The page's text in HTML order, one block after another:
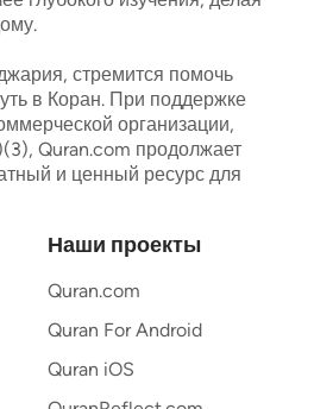
стремится помочь
в Коран. При поддержке
организации,
Quran.com продолжает
и ценный ресурс для
Наши проекты
Quran.com
Quran For Android
Quran iOS